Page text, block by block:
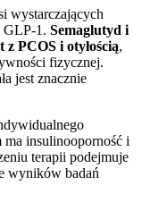
wystarczających
GLP-1. Semaglutyd i
PCOS i otyłością,
fizycznej.
jest znacznie
ma insulinooporność i
terapii podejmuje
wyników badań